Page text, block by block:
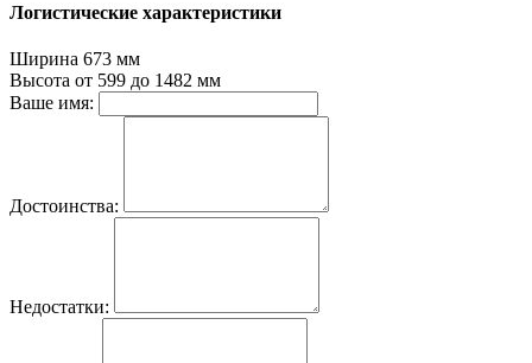
Логистические характеристики
Ширина 673 мм
Высота от 599 до 1482 мм
Ваше имя:
Достоинства:
Недостатки: